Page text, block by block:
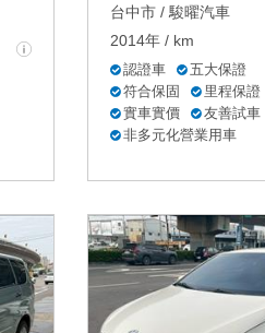
台中市 / 駿曜汽車
2014年 / km
認證車
五大保證
符合保固
里程保證
實車實價
友善試車
非多元化營業用車